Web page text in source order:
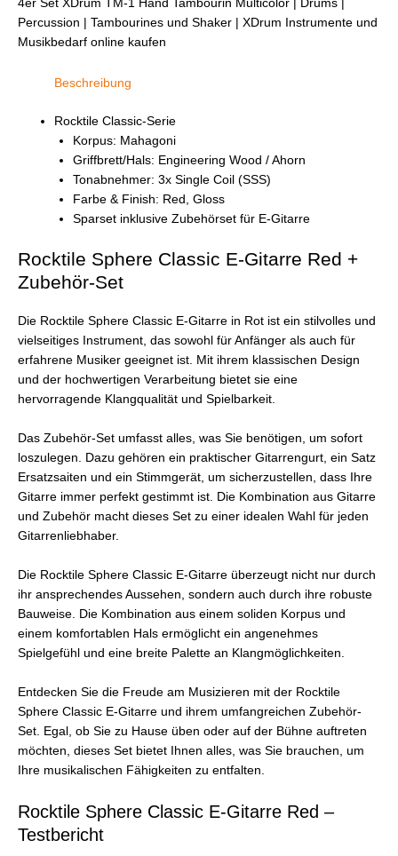
4er Set XDrum TM-1 Hand Tambourin Multicolor | Drums |
Percussion | Tambourines und Shaker | XDrum Instrumente und
Musikbedarf online kaufen
Beschreibung
Rocktile Classic-Serie
Korpus: Mahagoni
Griffbrett/Hals: Engineering Wood / Ahorn
Tonabnehmer: 3x Single Coil (SSS)
Farbe & Finish: Red, Gloss
Sparset inklusive Zubehörset für E-Gitarre
Rocktile Sphere Classic E-Gitarre Red +
Zubehör-Set
Die Rocktile Sphere Classic E-Gitarre in Rot ist ein stilvolles und
vielseitiges Instrument, das sowohl für Anfänger als auch für
erfahrene Musiker geeignet ist. Mit ihrem klassischen Design
und der hochwertigen Verarbeitung bietet sie eine
hervorragende Klangqualität und Spielbarkeit.
Das Zubehör-Set umfasst alles, was Sie benötigen, um sofort
loszulegen. Dazu gehören ein praktischer Gitarrengurt, ein Satz
Ersatzsaiten und ein Stimmgerät, um sicherzustellen, dass Ihre
Gitarre immer perfekt gestimmt ist. Die Kombination aus Gitarre
und Zubehör macht dieses Set zu einer idealen Wahl für jeden
Gitarrenliebhaber.
Die Rocktile Sphere Classic E-Gitarre überzeugt nicht nur durch
ihr ansprechendes Aussehen, sondern auch durch ihre robuste
Bauweise. Die Kombination aus einem soliden Korpus und
einem komfortablen Hals ermöglicht ein angenehmes
Spielgefühl und eine breite Palette an Klangmöglichkeiten.
Entdecken Sie die Freude am Musizieren mit der Rocktile
Sphere Classic E-Gitarre und ihrem umfangreichen Zubehör-
Set. Egal, ob Sie zu Hause üben oder auf der Bühne auftreten
möchten, dieses Set bietet Ihnen alles, was Sie brauchen, um
Ihre musikalischen Fähigkeiten zu entfalten.
Rocktile Sphere Classic E-Gitarre Red –
Testbericht